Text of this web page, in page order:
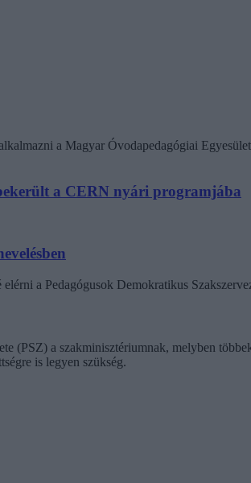
a Magyar Óvodapedagógiai
a CERN nyári programjába
a Pedagógusok Demokratikus
(PSZ) a szakminisztériumnak, melyben
is legyen szükség.